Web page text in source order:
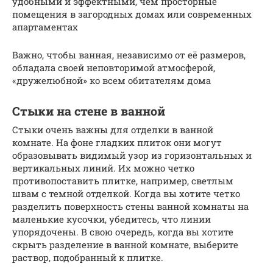
помещения в загородных домах или современных
апартаментах
Важно, чтобы ванная, независимо от её размеров,
обладала своей неповторимой атмосферой,
«дружелюбной» ко всем обитателям дома
Стыки на стене в ванной
Стыки очень важны для отделки в ванной
комнате. На фоне гладких плиток они могут
образовывать видимый узор из горизонтальных и
вертикальных линий. Их можно четко
противопоставить плитке, например, светлым
швам с темной отделкой. Когда вы хотите четко
разделить поверхность стены ванной комнаты на
маленькие кусочки, убедитесь, что линии
упорядочены. В свою очередь, когда вы хотите
скрыть разделение в ванной комнате, выберите
раствор, подобранный к плитке.